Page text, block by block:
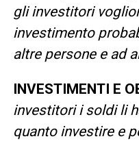
gli investitori
investimento
altre persone e ad
INVESTIMENTI E
investitori i soldi li
quanto investire e